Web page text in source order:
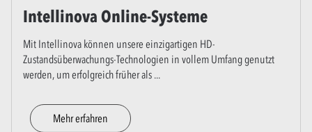
Intellinova Online-Systeme
Mit Intellinova können unsere einzigartigen HD-
Zustandsüberwachungs-Technologien in vollem Umfang genutzt
werden, um erfolgreich früher als ...
Mehr erfahren